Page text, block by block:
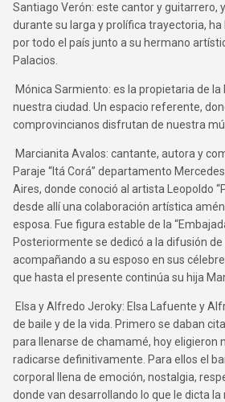
Santiago Verón: este cantor y guitarrero,
durante su larga y prolífica trayectoria,
por todo el país junto a su hermano
Palacios.
Mónica Sarmiento: es la propietaria de la
nuestra ciudad. Un espacio referente,
comprovincianos disfrutan de nuestra
Marcianita Avalos: cantante, autora y
Paraje “Itá Corá” departamento
Aires, donde conoció al artista Leopoldo
desde allí una colaboración artística
esposa. Fue figura estable de la
Posteriormente se dedicó a la difusión
acompañando a su esposo en sus
que hasta el presente continúa su hija
Elsa y Alfredo Jeroky: Elsa Lafuente y
de baile y de la vida. Primero se daban
para llenarse de chamamé, hoy eligieron
radicarse definitivamente. Para ellos el
corporal llena de emoción, nostalgia,
donde van desarrollando lo que le dicta la